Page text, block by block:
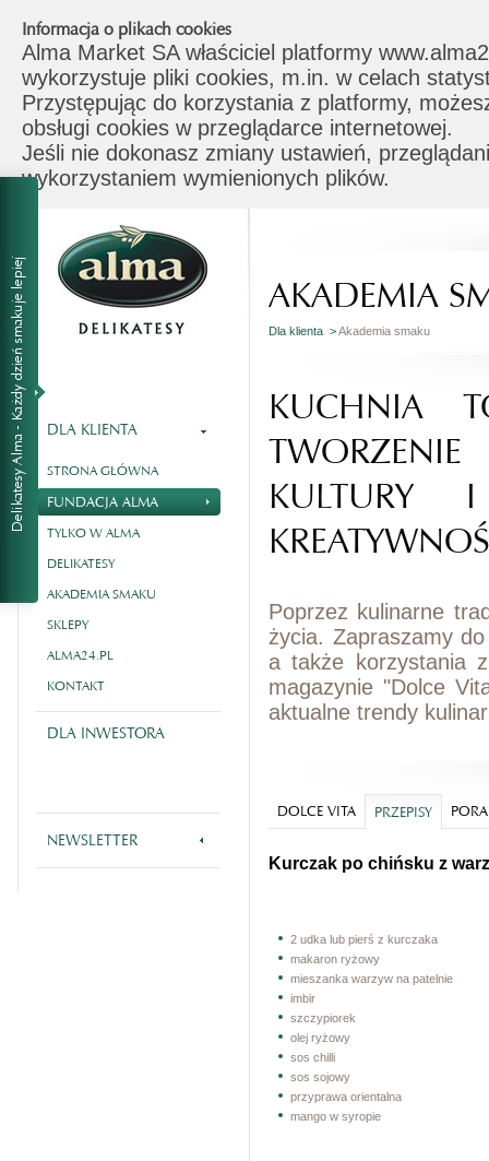
Informacja o plikach cookies
Alma Market SA właściciel platformy
wykorzystuje pliki cookies, m.in. w celach
Przystępując do korzystania z platformy,
obsługi cookies w przeglądarce internetowej.
Jeśli nie dokonasz zmiany ustawień,
wykorzystaniem wymienionych plików.
DLA KLIENTA
STRONA GŁÓWNA
FUNDACJA ALMA
TYLKO W ALMA
DELIKATESY
AKADEMIA SMAKU
SKLEPY
ALMA24.PL
KONTAKT
DLA INWESTORA
NEWSLETTER
AKADEMIA
Dla klienta >Akademia smaku
KUCHNIA
KULTURY I
Poprzez kulinarne
życia. Zapraszamy
a także korzystania
magazynie "Dolce
aktualne trendy
DOLCE VITA PRZEPISY
Kurczak po chińsku z
2 udka lub pierś z kurczaka
makaron ryżowy
mieszanka warzyw na patelnie
imbir
szczypiorek
olej ryżowy
sos chilli
sos sojowy
przyprawa orientalna
mango w syropie